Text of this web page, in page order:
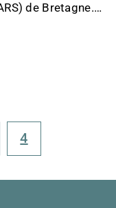
de Bretagne.
4